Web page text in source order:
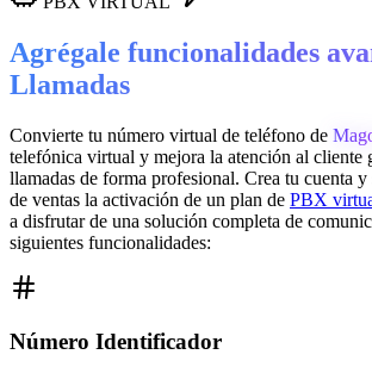
Agrégale funcionalidades
Llamadas
Convierte tu número virtual de teléfono de
telefónica virtual y mejora la atención al cliente
llamadas de forma profesional. Crea tu cuenta y
de ventas la activación de un plan de PBX
a disfrutar de una solución completa de
siguientes funcionalidades:
Número Identificador